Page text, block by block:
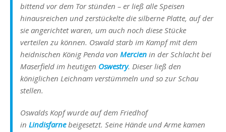
bittend vor dem Tor stünden – er ließ alle Speisen
hinausreichen und zerstückelte die silberne Platte, auf der
sie angerichtet waren, um auch noch diese Stücke
verteilen zu können. Oswald starb im Kampf mit dem
heidnischen König Penda von Mercien in der Schlacht bei
Maserfield im heutigen Oswestry. Dieser ließ den
königlichen Leichnam verstümmeln und so zur Schau
stellen.
Oswalds Kopf wurde auf dem Friedhof
in Lindisfarnebeigesetzt. Seine Hände und Arme kamen